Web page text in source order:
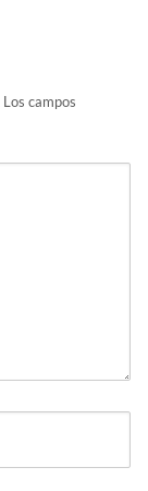
Los campos